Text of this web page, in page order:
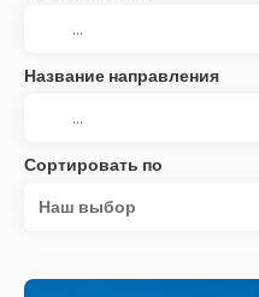
Название направления
Сортировать по
Наш выбор